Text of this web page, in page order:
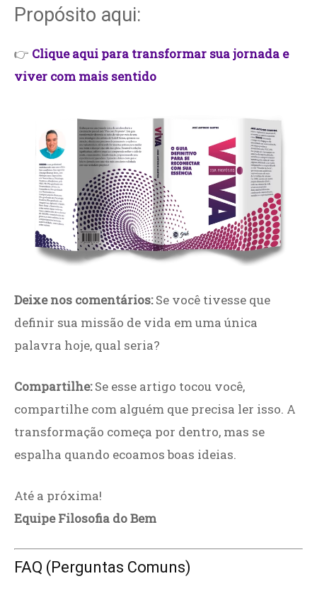
Propósito aqui:
👉 Clique aqui para transformar sua jornada e
viver com mais sentido
Deixe nos comentários:Se você tivesse que
definir sua missão de vida em uma única
palavra hoje, qual seria?
Compartilhe:Se esse artigo tocou você,
compartilhe com alguém que precisa ler isso. A
transformação começa por dentro, mas se
espalha quando ecoamos boas ideias.
Até a próxima!
Equipe Filosofia do Bem
FAQ (Perguntas Comuns)